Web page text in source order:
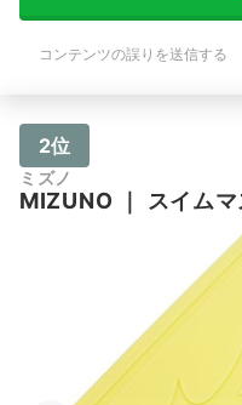
コンテンツの誤りを送信する
2位
ミズノ
MIZUNO ｜ スイム